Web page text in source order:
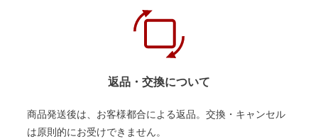
返品・交換について
商品発送後は、お客様都合による返品。交換・キャンセル
は原則的にお受けできません。